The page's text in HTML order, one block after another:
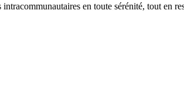
en toute sérénité, tout en